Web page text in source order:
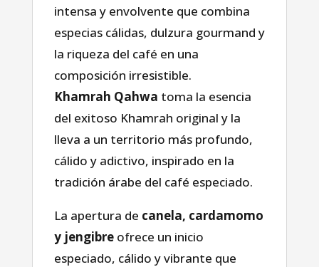
intensa y envolvente que combina
especias cálidas, dulzura gourmand y
la riqueza del café en una
composición irresistible.
Khamrah Qahwa toma la esencia
del exitoso Khamrah original y la
lleva a un territorio más profundo,
cálido y adictivo, inspirado en la
tradición árabe del café especiado.
La apertura de canela, cardamomo
y jengibreofrece un inicio
especiado, cálido y vibrante que